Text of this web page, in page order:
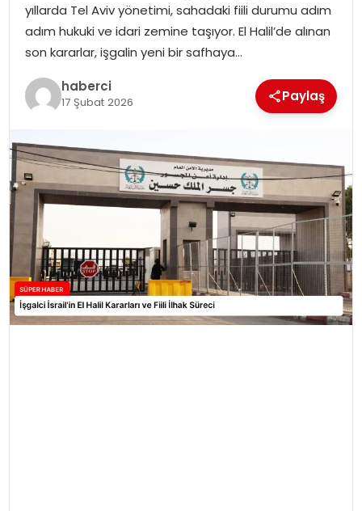
SAĞLIK
SIYASET
SPOR
TEKNOLOJI
YAŞAM
yıllarda Tel Aviv yönetimi, sahadaki fiili durumu adım
adım hukuki ve idari zemine taşıyor. El Halil’de alınan
son kararlar, işgalin yeni bir safhaya…
haberci
17 Şubat 2026 Paylaş